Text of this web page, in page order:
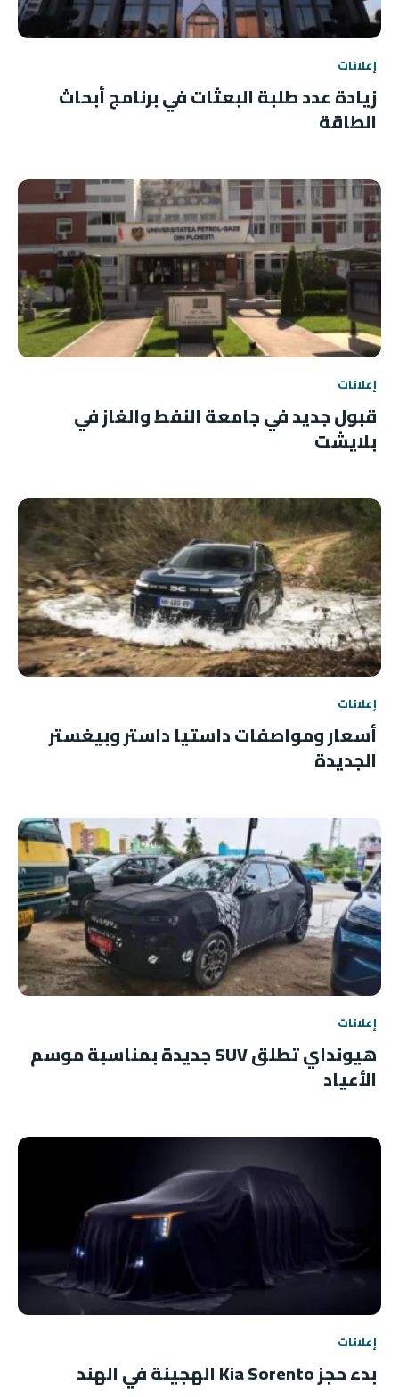
إعلانات
زيادة عدد طلبة البعثات في برنامج أبحاث
الطاقة
إعلانات
قبول جديد في جامعة النفط والغاز في
بلايشت
إعلانات
أسعار ومواصفات داستيا داستر وبيغستر
الجديدة
إعلانات
هيونداي تطلق SUV جديدة بمناسبة موسم
الأعياد
إعلانات
بدء حجز Kia Sorento الهجينة في الهند